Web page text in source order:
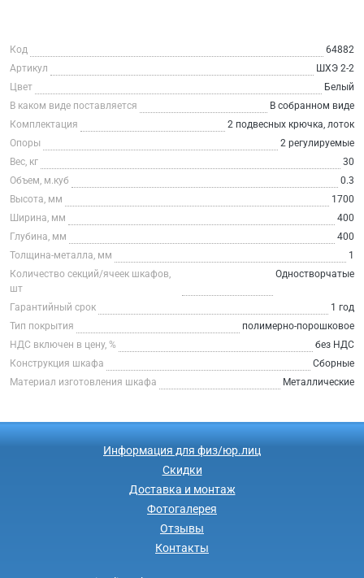
Код
64882
Артикул
ШХЭ 2-2
Цвет
Белый
В каком виде поставляется
В собранном виде
Комплектация
2 подвесных крючка, лоток
Опоры
2 регулируемые
Вес, кг
30
Объем, м.куб
0.3
Высота, мм
1700
Ширина, мм
400
Глубина, мм
400
Толщина-металла, мм
1
Количество секций/ячеек шкафов,
шт
Одностворчатые
Гарантийный срок
1 год
Тип покрытия
полимерно-порошковое
НДС включен в цену, %
без НДС
Конструкция шкафа
Сборные
Материал изготовления шкафа
Металлические
Информация для физ/юр.лиц
Скидки
Доставка и монтаж
Фотогалерея
Отзывы
Контакты